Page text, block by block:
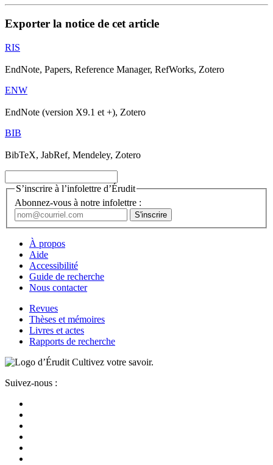
Exporter la notice de cet article
RIS
EndNote, Papers, Reference Manager, RefWorks, Zotero
ENW
EndNote (version X9.1 et +), Zotero
BIB
BibTeX, JabRef, Mendeley, Zotero
S’inscrire à l’infolettre d’Érudit
Abonnez-vous à notre infolettre :
À propos
Aide
Accessibilité
Guide de recherche
Nous contacter
Revues
Thèses et mémoires
Livres et actes
Rapports de recherche
Cultivez votre savoir.
Suivez-nous :